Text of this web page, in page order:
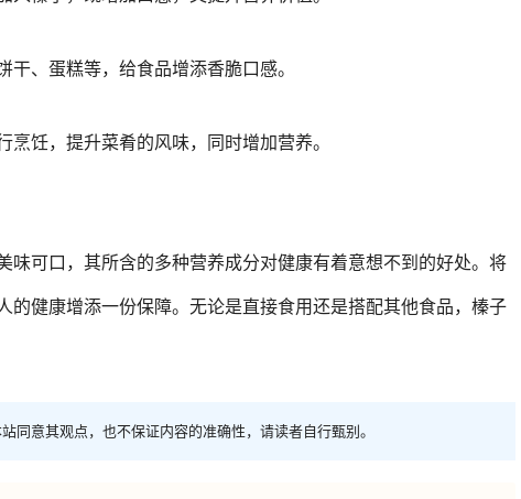
干、蛋糕等，给食品增添香脆口感。
烹饪，提升菜肴的风味，同时增加营养。
味可口，其所含的多种营养成分对健康有着意想不到的好处。将
的健康增添一份保障。无论是直接食用还是搭配其他食品，榛子
同意其观点，也不保证内容的准确性，请读者自行甄别。